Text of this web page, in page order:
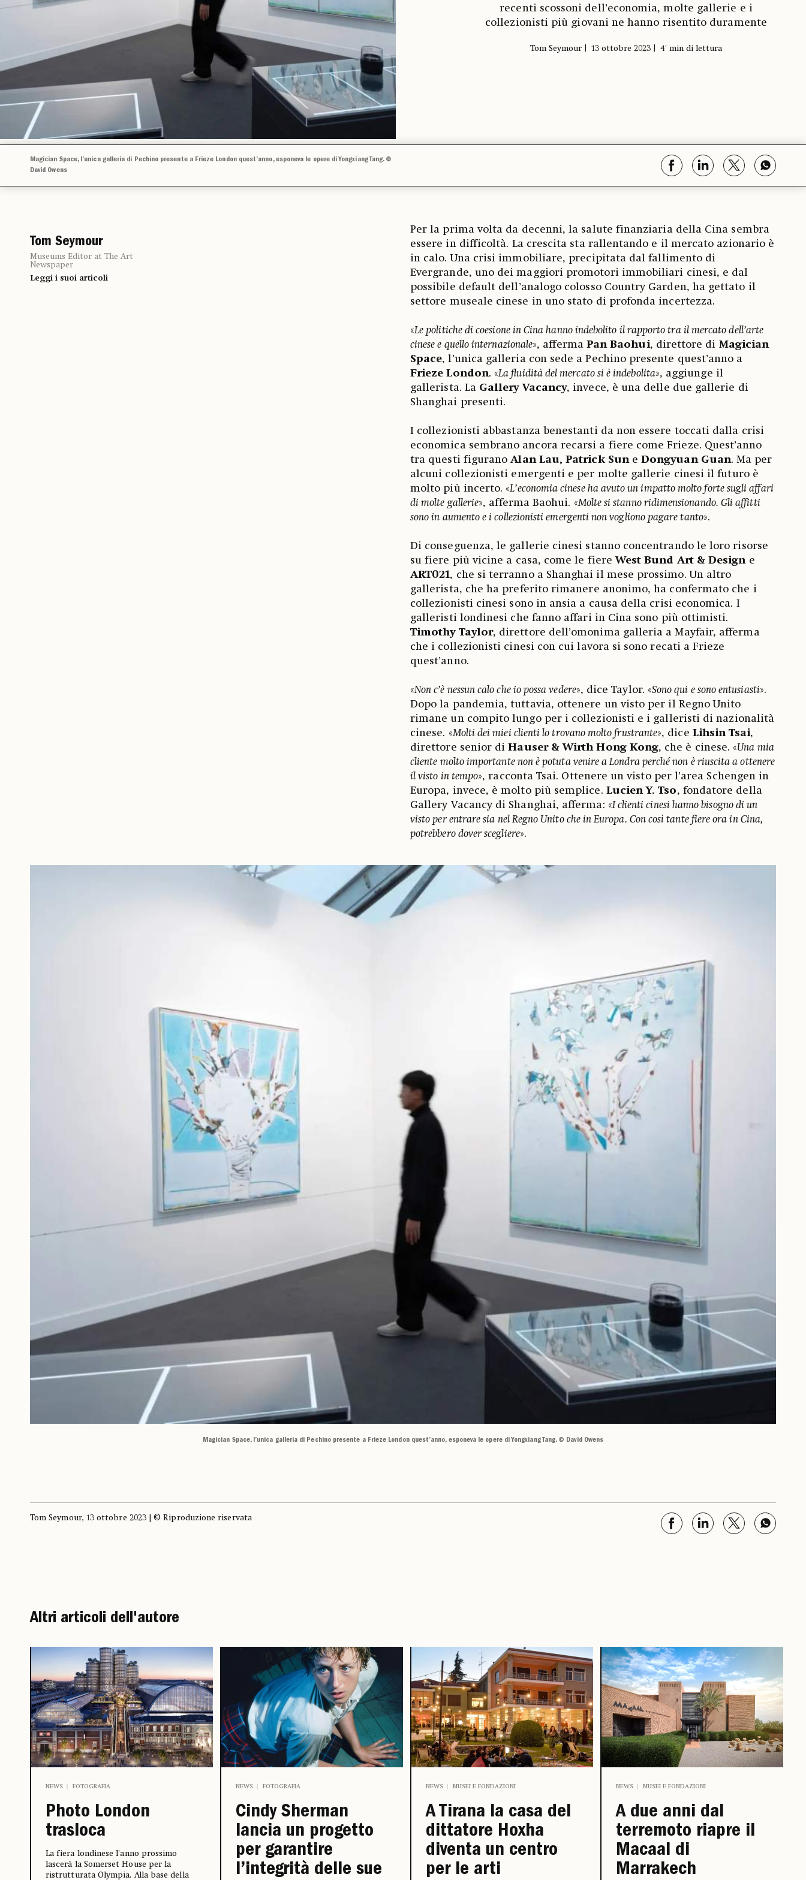
recenti scossoni dell’economia, molte gallerie e i
collezionisti più giovani ne hanno risentito duramente
Tom Seymour 13 ottobre 2023 4' min di lettura
Magician Space, l’unica galleria di Pechino presente a Frieze London quest’anno, esponeva le opere di Yongxiang Tang. ©
David Owens
Tom Seymour
Museums Editor at The Art
Newspaper
Leggi i suoi articoli
Per la prima volta da decenni, la salute finanziaria della Cina sembra
essere in difficoltà. La crescita sta rallentando e il mercato azionario è
in calo. Una crisi immobiliare, precipitata dal fallimento di
Evergrande, uno dei maggiori promotori immobiliari cinesi, e dal
possibile default dell’analogo colosso Country Garden, ha gettato il
settore museale cinese in uno stato di profonda incertezza.
«Le politiche di coesione in Cina hanno indebolito il rapporto tra il mercato dell’arte
cinese e quello internazionale», afferma Pan Baohui, direttore di Magician
Space, l’unica galleria con sede a Pechino presente quest’anno a
Frieze London. «La fluidità del mercato si è indebolita», aggiunge il
gallerista. La Gallery Vacancy, invece, è una delle due gallerie di
Shanghai presenti.
I collezionisti abbastanza benestanti da non essere toccati dalla crisi
economica sembrano ancora recarsi a fiere come Frieze. Quest’anno
tra questi figuranoAlan Lau, Patrick Sun eDongyuan Guan. Ma per
alcuni collezionisti emergenti e per molte gallerie cinesi il futuro è
molto più incerto. «L’economia cinese ha avuto un impatto molto forte sugli affari
di molte gallerie», afferma Baohui. «Molte si stanno ridimensionando. Gli affitti
sono in aumento e i collezionisti emergenti non vogliono pagare tanto».
Di conseguenza, le gallerie cinesi stanno concentrando le loro risorse
su fiere più vicine a casa, come le fiereWest Bund Art & Designe
ART021, che si terranno a Shanghai il mese prossimo. Un altro
gallerista, che ha preferito rimanere anonimo, ha confermato che i
collezionisti cinesi sono in ansia a causa della crisi economica. I
galleristi londinesi che fanno affari in Cina sono più ottimisti.
Timothy Taylor, direttore dell’omonima galleria a Mayfair, afferma
che i collezionisti cinesi con cui lavora si sono recati a Frieze
quest’anno.
«Non c’è nessun calo che io possa vedere», dice Taylor. «Sono qui e sono entusiasti».
Dopo la pandemia, tuttavia, ottenere un visto per il Regno Unito
rimane un compito lungo per i collezionisti e i galleristi di nazionalità
cinese. «Molti dei miei clienti lo trovano molto frustrante», dice Lihsin Tsai,
direttore senior diHauser & Wirth Hong Kong, che è cinese. «Una mia
cliente molto importante non è potuta venire a Londra perché non è riuscita a ottenere
il visto in tempo», racconta Tsai. Ottenere un visto per l’area Schengen in
Europa, invece, è molto più semplice. Lucien Y. Tso, fondatore della
Gallery Vacancy di Shanghai, afferma: «I clienti cinesi hanno bisogno di un
visto per entrare sia nel Regno Unito che in Europa. Con così tante fiere ora in Cina,
potrebbero dover scegliere».
Magician Space, l’unica galleria di Pechino presente a Frieze London quest’anno, esponeva le opere di Yongxiang Tang. © David Owens
Tom Seymour, 13 ottobre 2023 | © Riproduzione riservata
Altri articoli dell'autore
NEWS FOTOGRAFIA
Photo London
trasloca
La fiera londinese l’anno prossimo
lascerà la Somerset House per la
ristrutturata Olympia. Alla base della
NEWS FOTOGRAFIA
Cindy Sherman
lancia un progetto
per garantire
l’integrità delle sue
NEWS MUSEI E FONDAZIONI
A Tirana la casa del
dittatore Hoxha
diventa un centro
per le arti
NEWS MUSEI E FONDAZIONI
A due anni dal
terremoto riapre il
Macaal di
Marrakech